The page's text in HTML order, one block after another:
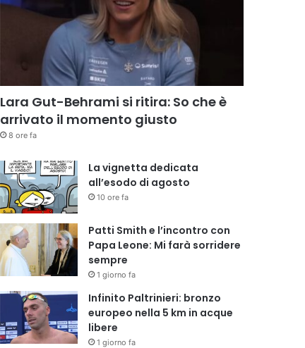
Lara Gut-Behrami si ritira: So che è
arrivato il momento giusto
8 ore fa
La vignetta dedicata
all’esodo di agosto
10 ore fa
Patti Smith e l’incontro con
Papa Leone: Mi farà sorridere
sempre
1 giorno fa
Infinito Paltrinieri: bronzo
europeo nella 5 km in acque
libere
1 giorno fa